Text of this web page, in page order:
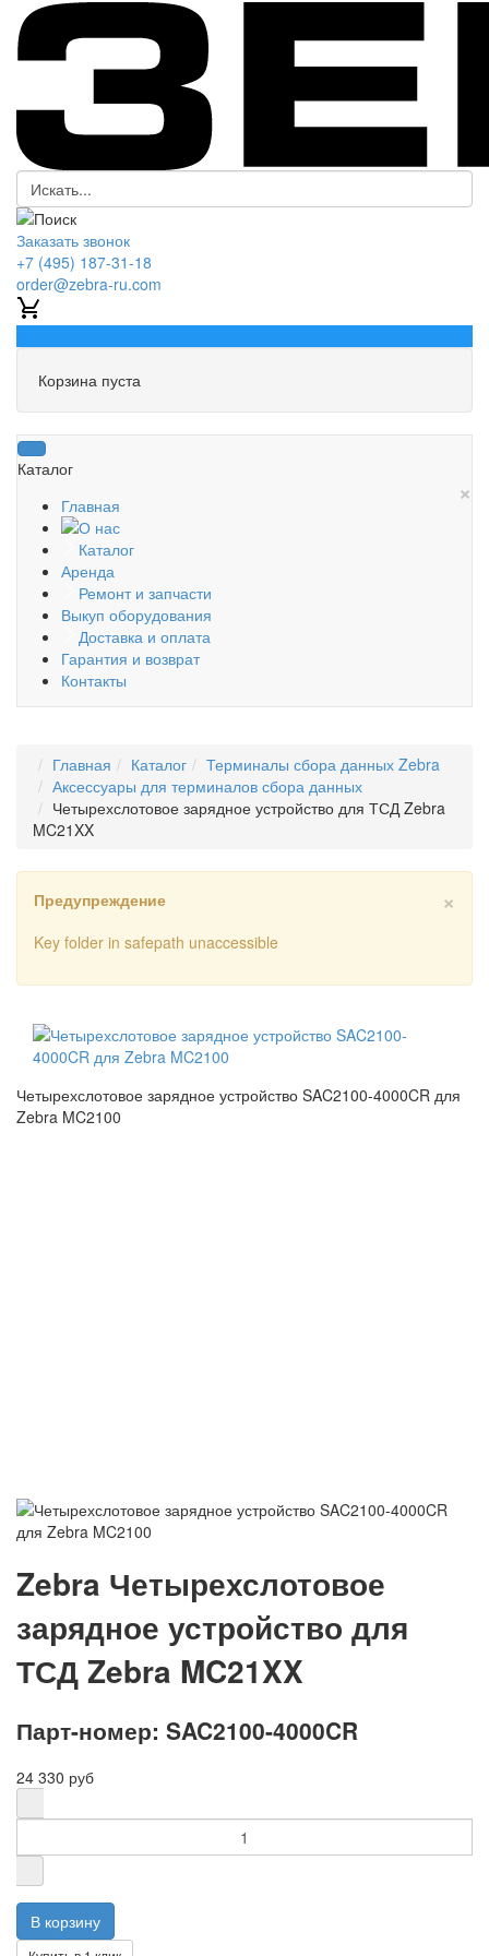
Заказать звонок
+7 (495) 187-31-18
order@zebra-ru.com
Корзина пуста
Каталог
×
Главная
О нас
Каталог
Аренда
Ремонт и запчасти
Выкуп оборудования
Доставка и оплата
Гарантия и возврат
Контакты
Главная Каталог
Терминалы сбора данных Zebra
Аксессуары для терминалов сбора данных
Четырехслотовое зарядное устройство для ТСД Zebra
MC21XX
×
Предупреждение
Key folder in safepath unaccessible
Четырехслотовое зарядное устройство SAC2100-4000CR для
Zebra MC2100
Zebra Четырехслотовое
зарядное устройство для
ТСД Zebra MC21XX
Парт-номер: SAC2100-4000CR
24 330 руб